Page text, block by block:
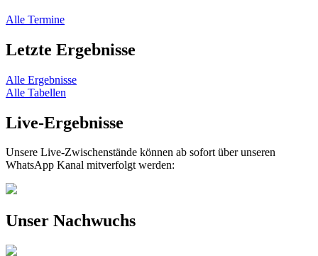
Alle Termine
Letzte Ergebnisse
Alle Ergebnisse
Alle Tabellen
Live-Ergebnisse
Unsere Live-Zwischenstände können ab sofort über unseren
WhatsApp Kanal mitverfolgt werden:
Unser Nachwuchs